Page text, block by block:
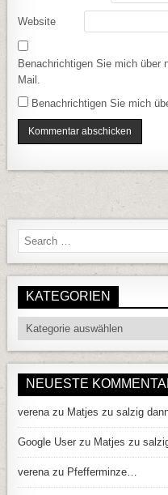
Website
Benachrichtigen Sie mich über
Mail.
Benachrichtigen Sie mich
Search for:
KATEGORIEN
Kategorien
NEUESTE
verenazu Matjes zu salzig
Google User zu Matjes zu
verenazu Pfefferminze…